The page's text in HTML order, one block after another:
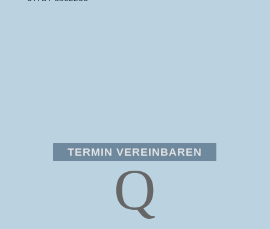
TERMIN VEREINBAREN
Q